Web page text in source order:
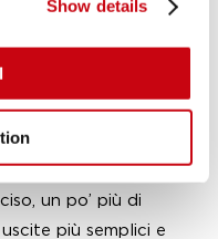
Show details
e rapida nei trick, ma
e una risposta più
e tipo di onda
un po’ più di
più semplici e